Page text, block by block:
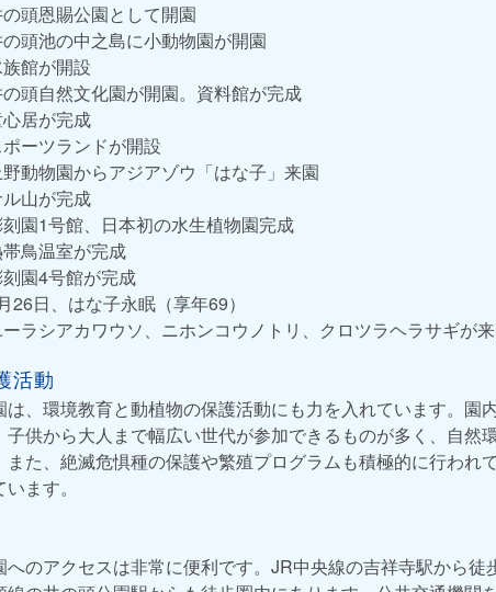
頭恩賜公園として開園
頭池の中之島に小動物園が開園
館が開設
頭自然文化園が開園。資料館が完成
居が完成
ーツランドが開設
動物園からアジアゾウ「はな子」来園
山が完成
園1号館、日本初の水生植物園完成
鳥温室が完成
園4号館が完成
26日、はな子永眠（享年69）
ラシアカワウソ、ニホンコウノトリ、クロツラヘラサギが
活動
、環境教育と動植物の保護活動にも力を入れています。園
子供から大人まで幅広い世代が参加できるものが多く、自然
また、絶滅危惧種の保護や繁殖プログラムも積極的に行われ
ます。
のアクセスは非常に便利です。JR中央線の吉祥寺駅から徒